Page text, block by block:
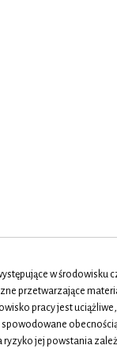
w środowisku
przetwarzające
pracy jest
ryzyko jej powstania